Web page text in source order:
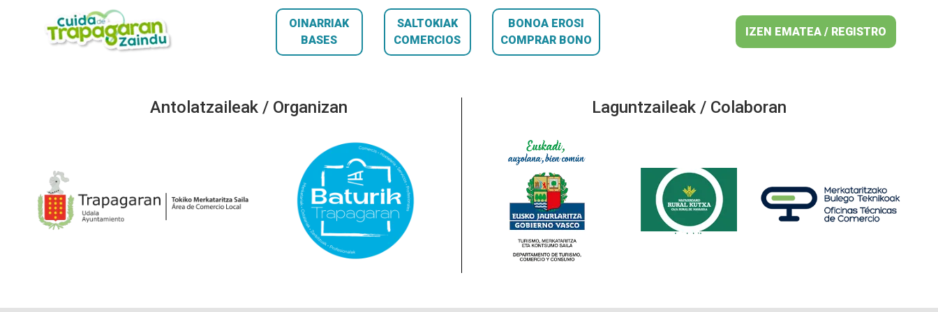
OINARRIAK
BASES
SALTOKIAK
COMERCIOS
BONOA EROSI
COMPRAR BONO
IZEN EMATEA / REGISTRO
Antolatzaileak / Organizan Laguntzaileak / Colaboran